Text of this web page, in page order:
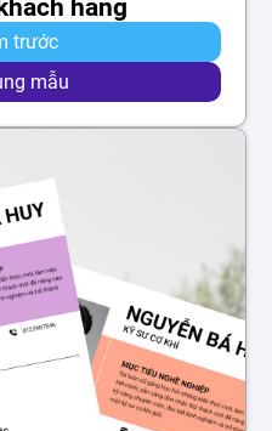
hàng
trước
mẫu